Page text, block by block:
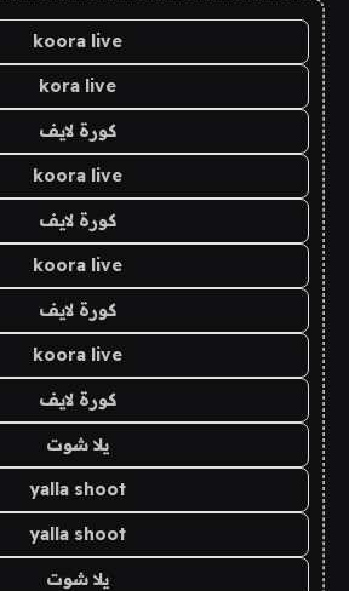
koora live
kora live
كورة لايف
koora live
كورة لايف
koora live
كورة لايف
koora live
كورة لايف
يلا شوت
yalla shoot
yalla shoot
يلا شوت